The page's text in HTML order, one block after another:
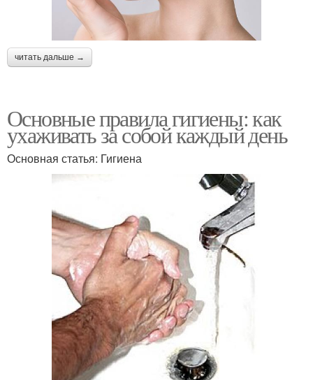
читать дальше →
Основные правила гигиены: как
ухаживать за собой каждый день
Основная статья: Гигиена